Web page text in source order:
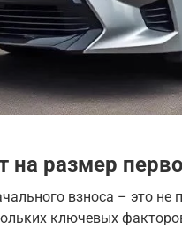
на размер
взноса – это
ключевых